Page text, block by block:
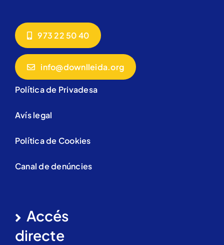
973 22 50 40
info@downlleida.org
Política de Privadesa
Avís legal
Política de Cookies
Canal de denúncies
Accés
directe